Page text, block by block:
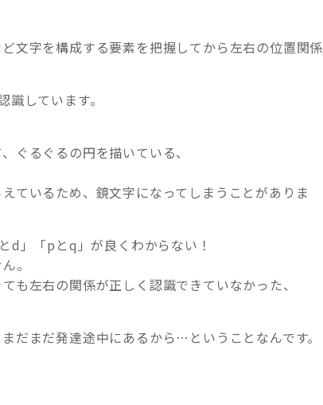
文字を構成する要素を把握してから左右の位置関係
しています。
ぐるぐるの円を描いている、
ているため、鏡文字になってしまうことがありま
d」「pとq」が良くわからない！
。
も左右の関係が正しく認識できていなかった、
だまだ発達途中にあるから…ということなんです。